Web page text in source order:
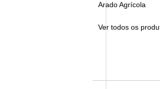
Arado Agrícola
Ver todos os